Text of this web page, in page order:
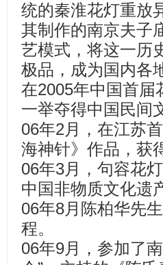
统的秦淮花灯重放
其制作的南京夫
艺模式，将这一历
极品，成为国内各
在2005年中国首届
一举夺得中国民间
06年2月，在江苏
海神针》作品，获
06年3月，句容花
中国非物质文化遗
06年8月陈柏华先
程。
06年9月，参加了